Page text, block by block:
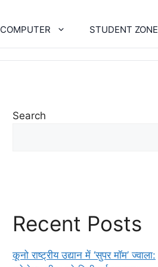
COMPUTER STUDENT ZONE
Search
Recent Posts
कूनो राष्ट्रीय उद्यान में ‘सुपर मॉम’ ज्वाला: